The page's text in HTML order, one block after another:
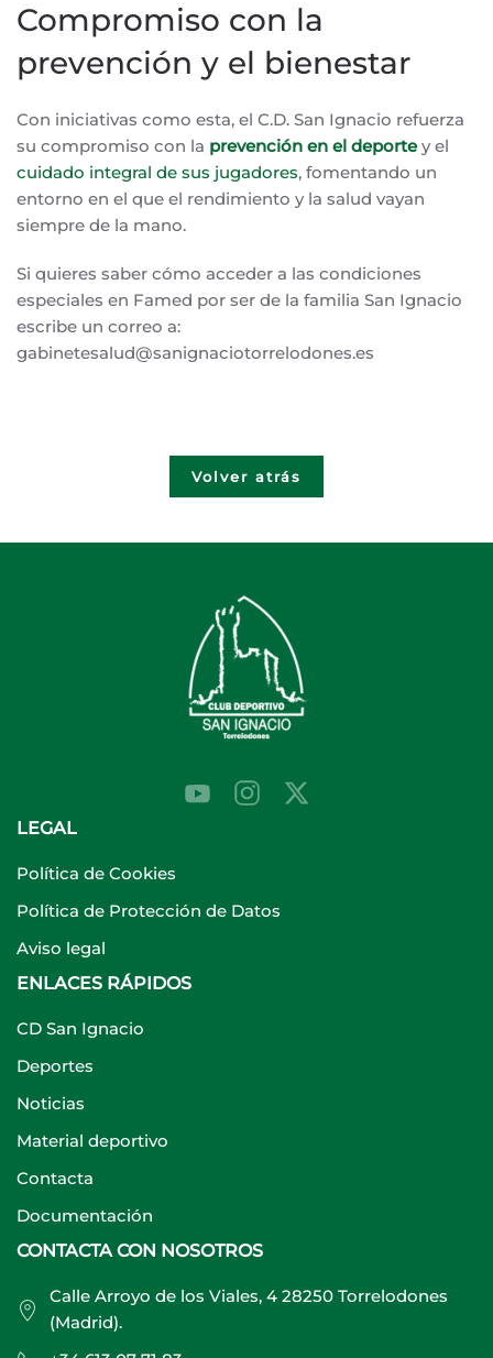
Compromiso con la
prevención y el bienestar
Con iniciativas como esta, el C.D. San Ignacio refuerza
su compromiso con la prevención en el deportey el
cuidado integral de sus jugadores, fomentando un
entorno en el que el rendimiento y la salud vayan
siempre de la mano.
Si quieres saber cómo acceder a las condiciones
especiales en Famed por ser de la familia San Ignacio
escribe un correo a:
gabinetesalud@sanignaciotorrelodones.es
Volver atrás
LEGAL
Política de Cookies
Política de Protección de Datos
Aviso legal
ENLACES RÁPIDOS
CD San Ignacio
Deportes
Noticias
Material deportivo
Contacta
Documentación
CONTACTA CON NOSOTROS
Calle Arroyo de los Viales, 4 28250 Torrelodones
(Madrid).